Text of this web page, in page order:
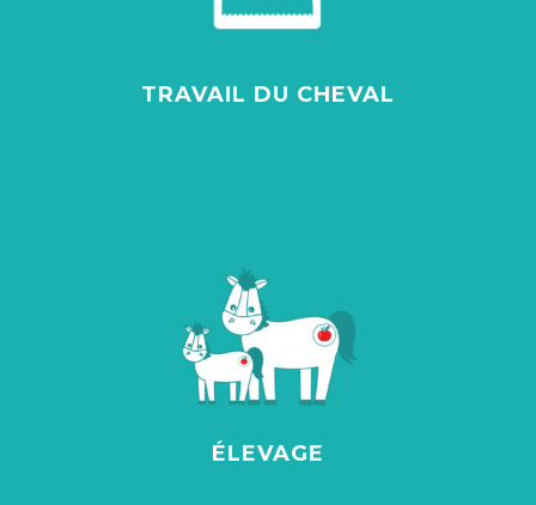
TRAVAIL DU CHEVAL
ÉLEVAGE